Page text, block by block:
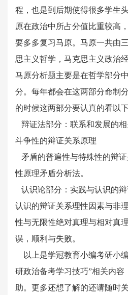
程，也是到后期使得很多学生
原在政治中所占分值比重较高
要多多复习马原。 马原一共由
思主义哲学，马克思主义政治
马原分析题主要是在哲学部分
分。每年都会在这两部分命制
的时候这两部分要认真的看以
辩证法部分：联系和发展的
斗争性的辩证关系原理
矛盾的普遍性与特殊性的辩
性原理矛盾分析法。
认识论部分：实践与认识的
认识的辩证关系理性因素与非
性与无限性绝对真理与相对真
误，顺利与失败。
以上是学冠教育小编考研小
研政治备考学习技巧”相关内容
助。更多还想了解的还请随时